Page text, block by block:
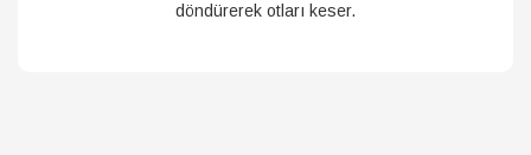
döndürerek otları keser.